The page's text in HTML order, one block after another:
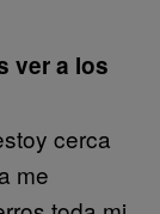
ver a los
cerca
me